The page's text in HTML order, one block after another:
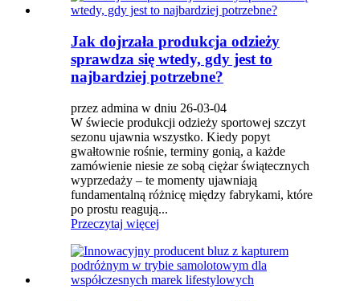
Jak dojrzała produkcja odzieży
sprawdza się wtedy, gdy jest to
najbardziej potrzebne?
przez admina w dniu 26-03-04
W świecie produkcji odzieży sportowej szczyt
sezonu ujawnia wszystko. Kiedy popyt
gwałtownie rośnie, terminy gonią, a każde
zamówienie niesie ze sobą ciężar świątecznych
wyprzedaży – te momenty ujawniają
fundamentalną różnicę między fabrykami, które
po prostu reagują...
Przeczytaj więcej